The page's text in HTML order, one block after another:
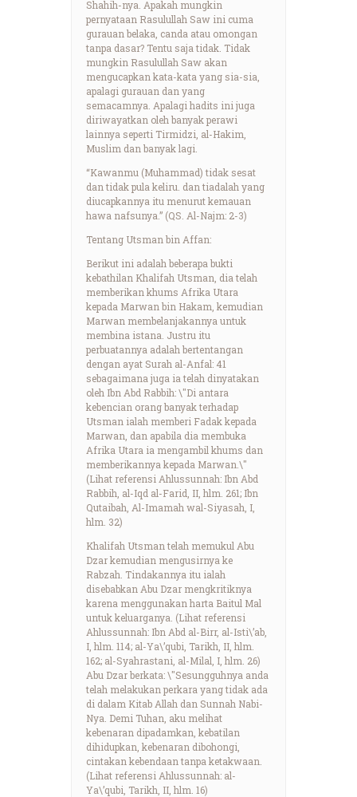
Shahih-nya. Apakah mungkin
pernyataan Rasulullah Saw ini cuma
gurauan belaka, canda atau omongan
tanpa dasar? Tentu saja tidak. Tidak
mungkin Rasulullah Saw akan
mengucapkan kata-kata yang sia-sia,
apalagi gurauan dan yang
semacamnya. Apalagi hadits ini juga
diriwayatkan oleh banyak perawi
lainnya seperti Tirmidzi, al-Hakim,
Muslim dan banyak lagi.
“Kawanmu (Muhammad) tidak sesat
dan tidak pula keliru. dan tiadalah yang
diucapkannya itu menurut kemauan
hawa nafsunya.” (QS. Al-Najm: 2-3)
Tentang Utsman bin Affan:
Berikut ini adalah beberapa bukti
kebathilan Khalifah Utsman, dia telah
memberikan khums Afrika Utara
kepada Marwan bin Hakam, kemudian
Marwan membelanjakannya untuk
membina istana. Justru itu
perbuatannya adalah bertentangan
dengan ayat Surah al-Anfal: 41
sebagaimana juga ia telah dinyatakan
oleh Ibn Abd Rabbih: \"Di antara
kebencian orang banyak terhadap
Utsman ialah memberi Fadak kepada
Marwan, dan apabila dia membuka
Afrika Utara ia mengambil khums dan
memberikannya kepada Marwan.\"
(Lihat referensi Ahlussunnah: Ibn Abd
Rabbih, al-Iqd al-Farid, II, hlm. 261; Ibn
Qutaibah, Al-Imamah wal-Siyasah, I,
hlm. 32)
Khalifah Utsman telah memukul Abu
Dzar kemudian mengusirnya ke
Rabzah. Tindakannya itu ialah
disebabkan Abu Dzar mengkritiknya
karena menggunakan harta Baitul Mal
untuk keluarganya. (Lihat referensi
Ahlussunnah: Ibn Abd al-Birr, al-Isti\’ab,
I, hlm. 114; al-Ya\’qubi, Tarikh, II, hlm.
162; al-Syahrastani, al-Milal, I, hlm. 26)
Abu Dzar berkata: \"Sesungguhnya anda
telah melakukan perkara yang tidak ada
di dalam Kitab Allah dan Sunnah Nabi-
Nya. Demi Tuhan, aku melihat
kebenaran dipadamkan, kebatilan
dihidupkan, kebenaran dibohongi,
cintakan kebendaan tanpa ketakwaan.
(Lihat referensi Ahlussunnah: al-
Ya\’qubi, Tarikh, II, hlm. 16)